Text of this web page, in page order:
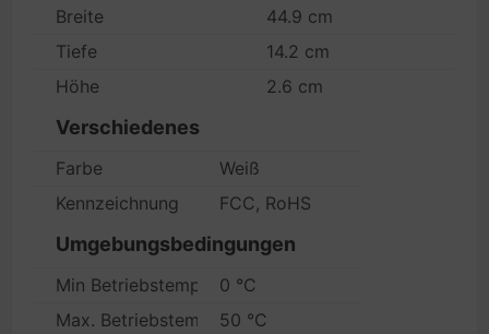
Breite
44.9 cm
Tiefe
14.2 cm
Höhe
2.6 cm
Verschiedenes
Farbe
Weiß
Kennzeichnung
FCC, RoHS
Umgebungsbedingungen
Min Betriebstemperatur
0 °C
Max. Betriebstemperatur
50 °C